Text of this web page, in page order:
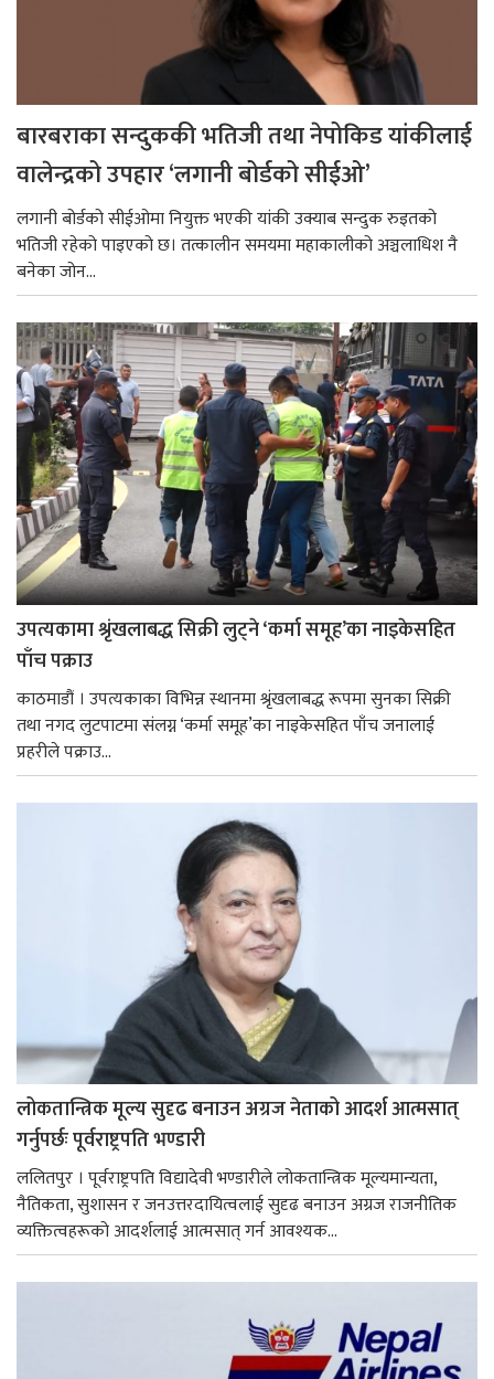
बारबराका सन्दुककी भतिजी तथा नेपोकिड यांकीलाई
वालेन्द्रको उपहार ‘लगानी बोर्डको सीईओ’
लगानी बोर्डको सीईओमा नियुक्त भएकी यांकी उक्याब सन्दुक रुइतको
भतिजी रहेको पाइएको छ। तत्कालीन समयमा महाकालीको अञ्चलाधिश नै
बनेका जोन...
उपत्यकामा श्रृंखलाबद्ध सिक्री लुट्ने ‘कर्मा समूह’का नाइकेसहित
पाँच पक्राउ
काठमाडौं । उपत्यकाका विभिन्न स्थानमा श्रृंखलाबद्ध रूपमा सुनका सिक्री
तथा नगद लुटपाटमा संलग्न ‘कर्मा समूह’का नाइकेसहित पाँच जनालाई
प्रहरीले पक्राउ...
लोकतान्त्रिक मूल्य सुदृढ बनाउन अग्रज नेताको आदर्श आत्मसात्
गर्नुपर्छः पूर्वराष्ट्रपति भण्डारी
ललितपुर । पूर्वराष्ट्रपति विद्यादेवी भण्डारीले लोकतान्त्रिक मूल्यमान्यता,
नैतिकता, सुशासन र जनउत्तरदायित्वलाई सुदृढ बनाउन अग्रज राजनीतिक
व्यक्तित्वहरूको आदर्शलाई आत्मसात् गर्न आवश्यक...